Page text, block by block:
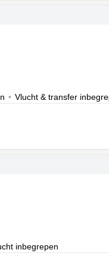
• Vlucht & transfer
inbegrepen